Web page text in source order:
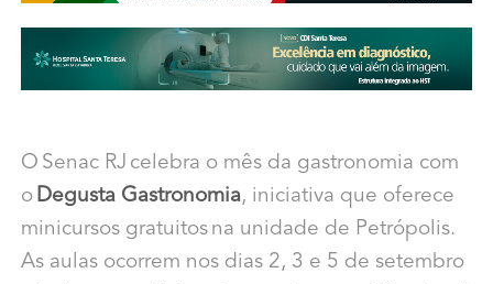
O Senac RJ celebra o mês da gastronomia com
o Degusta Gastronomia, iniciativa que oferece
minicursos gratuitos na unidade de Petrópolis.
As aulas ocorrem nos dias 2, 3 e 5 de setembro